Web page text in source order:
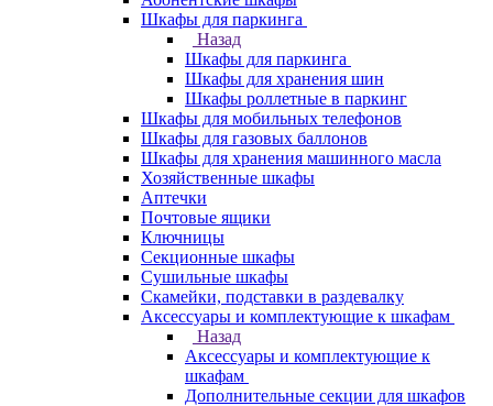
Шкафы для паркинга
Назад
Шкафы для паркинга
Шкафы для хранения шин
Шкафы роллетные в паркинг
Шкафы для мобильных телефонов
Шкафы для газовых баллонов
Шкафы для хранения машинного масла
Хозяйственные шкафы
Аптечки
Почтовые ящики
Ключницы
Секционные шкафы
Сушильные шкафы
Скамейки, подставки в раздевалку
Аксессуары и комплектующие к шкафам
Назад
Аксессуары и комплектующие к
шкафам
Дополнительные секции для шкафов